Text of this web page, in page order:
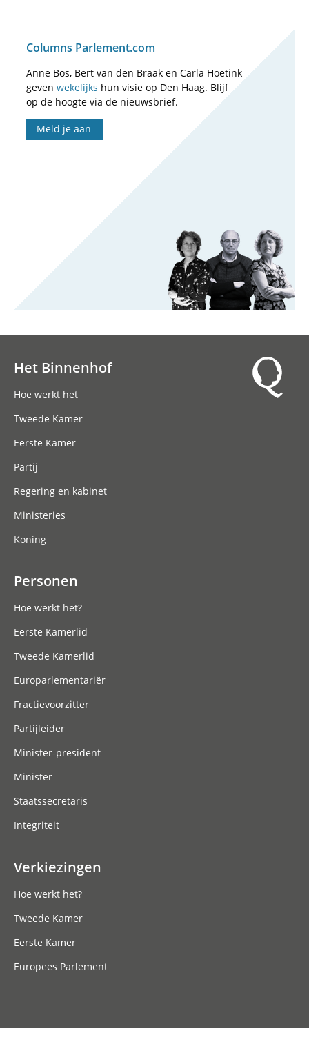
Columns Parlement.com
Anne Bos, Bert van den Braak en Carla Hoetink
geven wekelijks hun visie op Den Haag. Blijf
op de hoogte via de nieuwsbrief.
Meld je aan
Het Binnenhof
Hoe werkt het
Tweede Kamer
Eerste Kamer
Partij
Regering en kabinet
Ministeries
Koning
Personen
Hoe werkt het?
Eerste Kamerlid
Tweede Kamerlid
Europarlementariër
Fractievoorzitter
Partijleider
Minister-president
Minister
Staatssecretaris
Integriteit
Verkiezingen
Hoe werkt het?
Tweede Kamer
Eerste Kamer
Europees Parlement